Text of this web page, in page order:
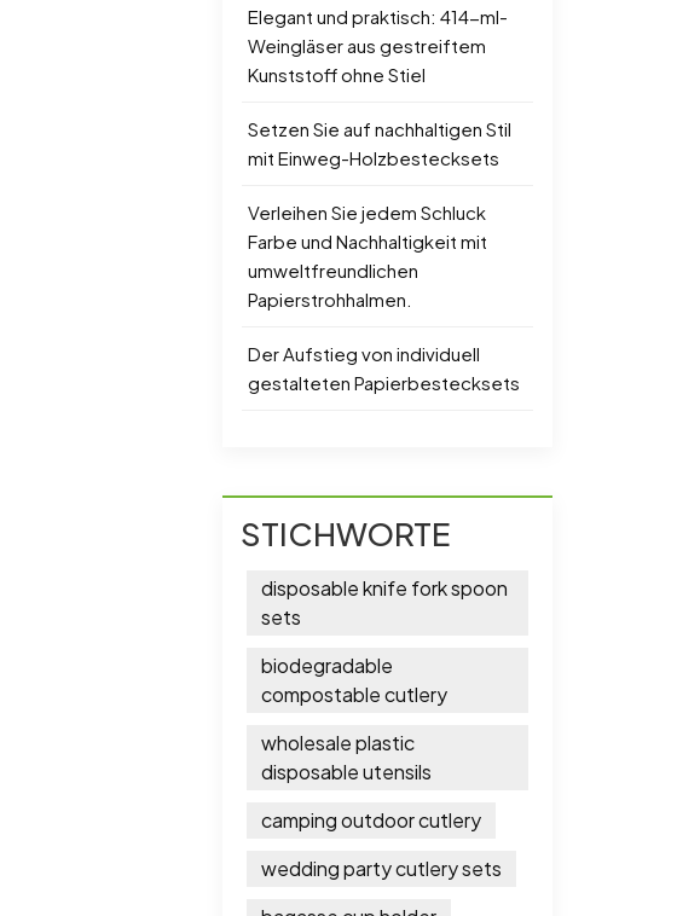
Elegant und praktisch: 414-ml-
Weingläser aus gestreiftem
Kunststoff ohne Stiel
Setzen Sie auf nachhaltigen Stil
mit Einweg-Holzbestecksets
Verleihen Sie jedem Schluck
Farbe und Nachhaltigkeit mit
umweltfreundlichen
Papierstrohhalmen.
Der Aufstieg von individuell
gestalteten Papierbestecksets
STICHWORTE
disposable knife fork spoon
sets
biodegradable
compostable cutlery
wholesale plastic
disposable utensils
camping outdoor cutlery
wedding party cutlery sets